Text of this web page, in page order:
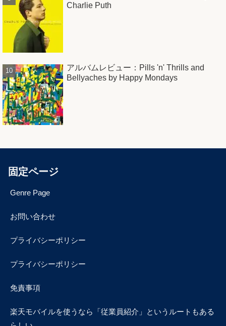
Charlie Puth
アルバムレビュー：Pills 'n' Thrills and
Bellyaches by Happy Mondays
固定ページ
Genre Page
お問い合わせ
プライバシーポリシー
プライバシーポリシー
免責事項
楽天モバイルを使うなら「従業員紹介」というルートもある